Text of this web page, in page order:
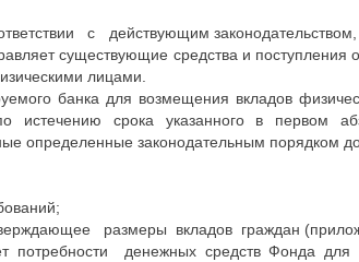
с действующим законодательством,
существующие средства и поступления
лицами.
банка для возмещения вкладов
истечению срока указанного в первом
определенные законодательным
размеры вкладов граждан
потребности денежных средств Фонда